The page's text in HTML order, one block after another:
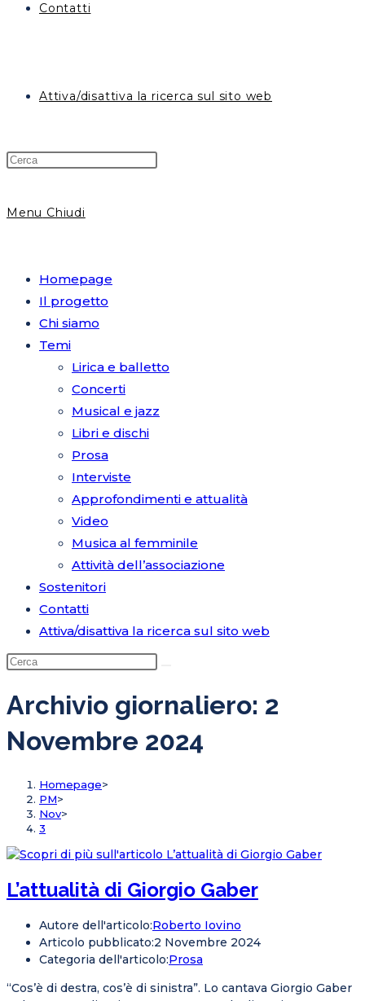
Contatti
Attiva/disattiva la ricerca sul sito web
Menu Chiudi
Homepage
Il progetto
Chi siamo
Temi
Lirica e balletto
Concerti
Musical e jazz
Libri e dischi
Prosa
Interviste
Approfondimenti e attualità
Video
Musica al femminile
Attività dell’associazione
Sostenitori
Contatti
Attiva/disattiva la ricerca sul sito web
Archivio giornaliero: 2
Novembre 2024
Homepage>
PM>
Nov>
3
L’attualità di Giorgio Gaber
Autore dell'articolo:Roberto Iovino
Articolo pubblicato:2 Novembre 2024
Categoria dell'articolo:Prosa
“Cos’è di destra, cos’è di sinistra”. Lo cantava Giorgio Gaber